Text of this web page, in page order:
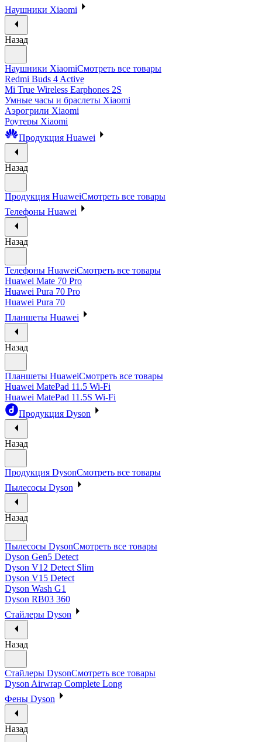
Наушники Xiaomi
Назад
Наушники XiaomiСмотреть все товары
Redmi Buds 4 Active
Mi True Wireless Earphones 2S
Умные часы и браслеты Xiaomi
Аэрогрили Xiaomi
Роутеры Xiaomi
Продукция Huawei
Назад
Продукция HuaweiСмотреть все товары
Телефоны Huawei
Назад
Телефоны HuaweiСмотреть все товары
Huawei Mate 70 Pro
Huawei Pura 70 Pro
Huawei Pura 70
Планшеты Huawei
Назад
Планшеты HuaweiСмотреть все товары
Huawei MatePad 11.5 Wi-Fi
Huawei MatePad 11.5S Wi-Fi
Продукция Dyson
Назад
Продукция DysonСмотреть все товары
Пылесосы Dyson
Назад
Пылесосы DysonСмотреть все товары
Dyson Gen5 Detect
Dyson V12 Detect Slim
Dyson V15 Detect
Dyson Wash G1
Dyson RB03 360
Стайлеры Dyson
Назад
Стайлеры DysonСмотреть все товары
Dyson Airwrap Complete Long
Фены Dyson
Назад